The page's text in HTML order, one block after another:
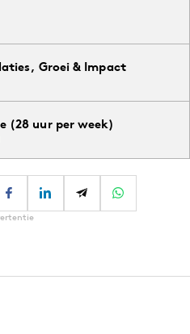
Groei & Impact
(28 uur per week)